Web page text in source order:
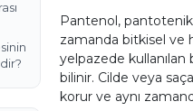
Pantenol,
zamanda bitkisel ve
yelpazede kullanılan
bilinir. Cilde veya
korur ve aynı